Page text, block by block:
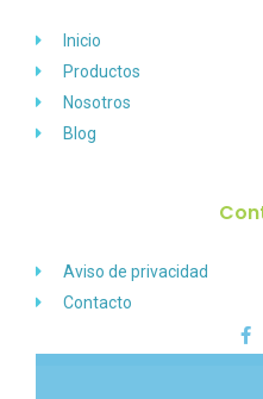
Inicio
Productos
Nosotros
Blog
Aviso de privacidad
Contacto